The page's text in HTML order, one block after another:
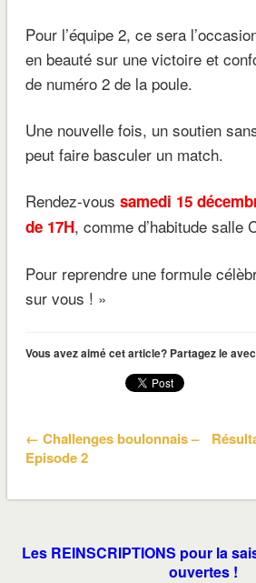
Pour l’équipe 2, ce sera
en beauté sur une victoire et
de numéro 2 de la poule.
Une nouvelle fois, un soutien
peut faire basculer un match.
Rendez-vous samedi 15
de 17H, comme d’habitude salle
Pour reprendre une formule
sur vous ! »
Vous avez aimé cet article? Partagez le
← Challenges boulonnais –
Episode 2
Les REINSCRIPTIONS pour la
ouvertes !